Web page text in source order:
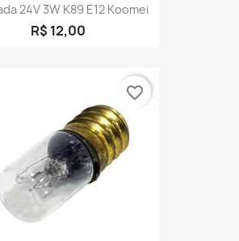
24V 3W K89 E12 Koomei
R$ 12,00
favorite_border